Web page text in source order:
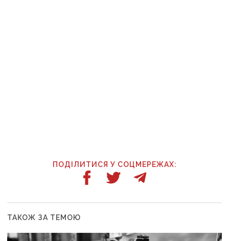
ПОДІЛИТИСЯ У СОЦМЕРЕЖАХ:
ТАКОЖ ЗА ТЕМОЮ